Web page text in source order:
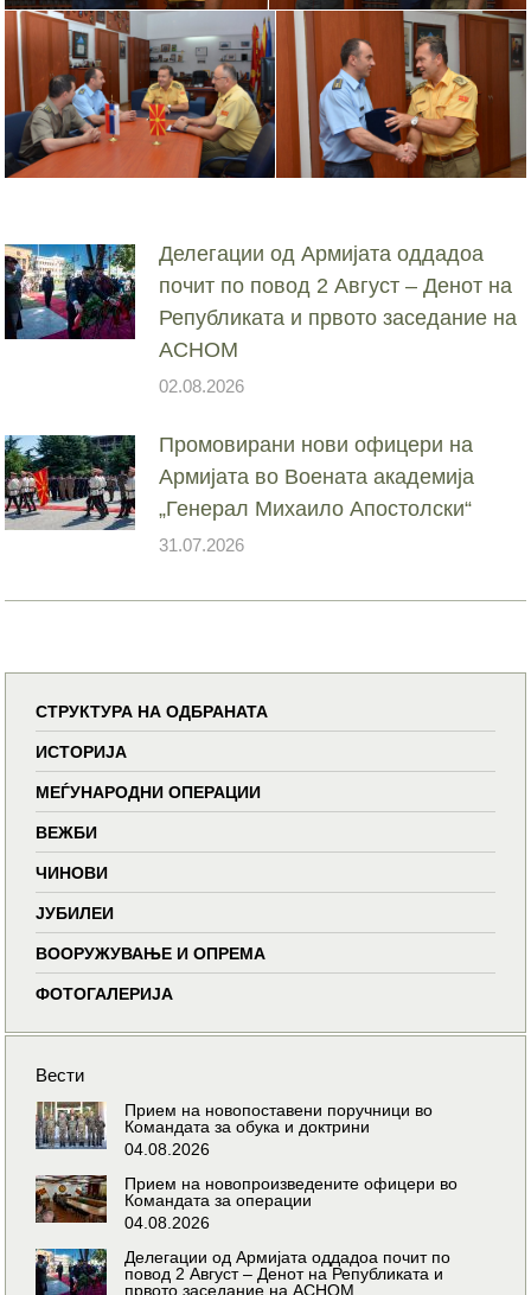
Делегации од Армијата оддадоа
почит по повод 2 Август – Денот на
Републиката и првото заседание на
АСНОМ
02.08.2026
Промовирани нови офицери на
Армијата во Воената академија
„Генерал Михаило Апостолски“
31.07.2026
СТРУКТУРА НА ОДБРАНАТА
ИСТОРИЈА
МЕЃУНАРОДНИ ОПЕРАЦИИ
ВЕЖБИ
ЧИНОВИ
ЈУБИЛЕИ
ВООРУЖУВАЊЕ И ОПРЕМА
ФОТОГАЛЕРИЈА
Вести
Прием на новопоставени поручници во
Командата за обука и доктрини
04.08.2026
Прием на новопроизведените офицери во
Командата за операции
04.08.2026
Делегации од Армијата оддадоа почит по
повод 2 Август – Денот на Републиката и
првото заседание на АСНОМ